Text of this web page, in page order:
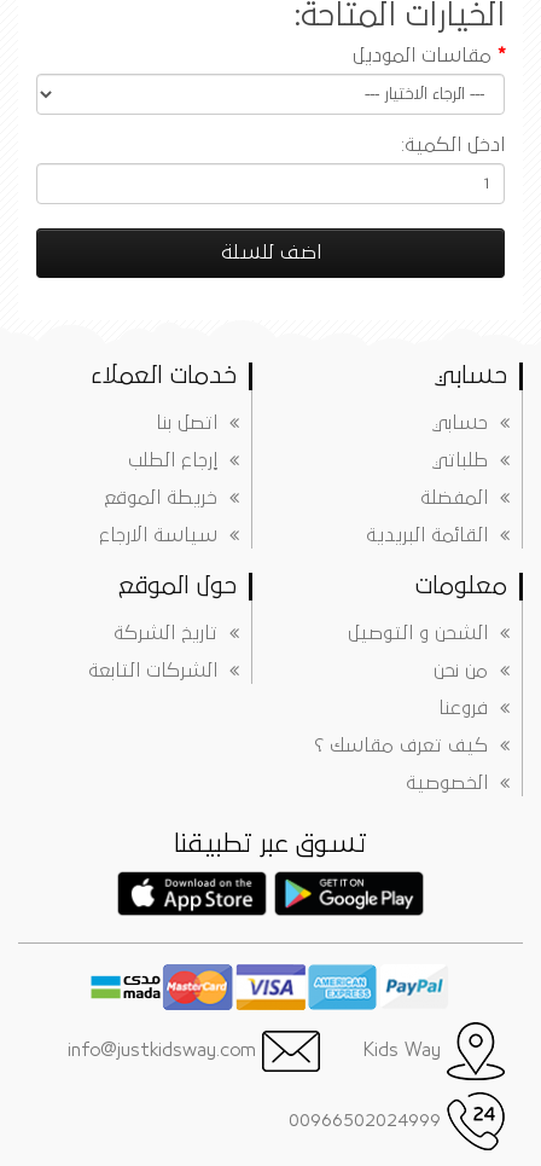
الخيارات المتاحة:
مقاسات الموديل
ادخل الكمية:
اضف للسلة
حسابي
حسابي
طلباتي
المفضلة
القائمة البريدية
خدمات العملاء
اتصل بنا
إرجاع الطلب
خريطة الموقع
سياسة الارجاع
معلومات
الشحن و التوصيل
من نحن
فروعنا
كيف تعرف مقاسك ؟
الخصوصية
حول الموقع
تاريخ الشركة
الشركات التابعة
تسوق عبر تطبيقنا